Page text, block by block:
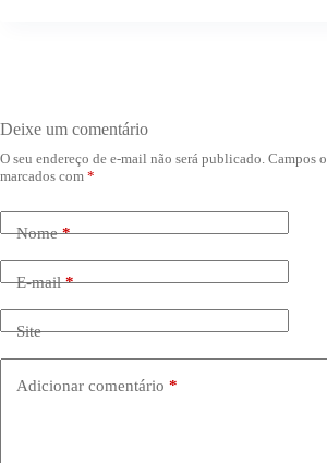
Deixe um comentário
O seu endereço de e-mail não será publicado. Campos
marcados com *
Nome*
E-mail*
Site
Adicionar comentário *